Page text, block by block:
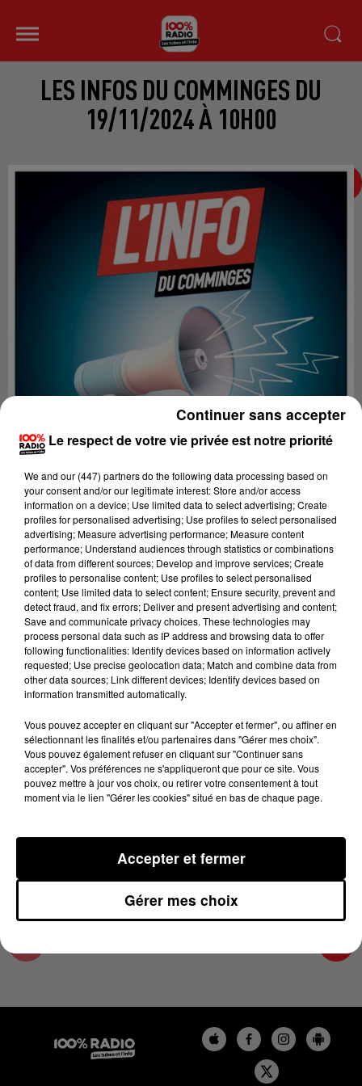
LES INFOS DU COMMINGES DU
19/11/2024 À 10H00
Lecture (2 min 22 sec)
100%
100% Radio les infos du Comminges
19 novembre 2024 - 2 min 22 sec
LES INFOS DU COMMINGES DU 19/11/2024 À
10H00
Podcast infos du Comminges
Le respect de votre vie privée est notre priorité
We and our (447) partnersdo the following data processing based on
your consent and/or our legitimate interest: Store and/or access
information on a device; Use limited data to select advertising; Create
profiles for personalised advertising; Use profiles to select personalised
advertising; Measure advertising performance; Measure content
performance; Understand audiences through statistics or combinations
of data from different sources; Develop and improve services; Create
profiles to personalise content; Use profiles to select personalised
content; Use limited data to select content; Ensure security, prevent and
detect fraud, and fix errors; Deliver and present advertising and content;
Save and communicate privacy choices. These technologies may
process personal data such as IP address and browsing data to offer
following functionalities: Identify devices based on information actively
requested; Use precise geolocation data; Match and combine data from
other data sources; Link different devices; Identify devices based on
information transmitted automatically.
Vous pouvez accepter en cliquant sur "Accepter et fermer", ou affiner en
sélectionnant les finalités et/ou partenaires dans "Gérer mes choix".
Vous pouvez également refuser en cliquant sur "Continuer sans
accepter". Vos préférences ne s'appliqueront que pour ce site. Vous
pouvez mettre à jour vos choix, ou retirer votre consentement à tout
moment via le lien "Gérer les cookies" situé en bas de chaque page.
Gérer mes choix
Accepter et fermer
Continuer sans accepter